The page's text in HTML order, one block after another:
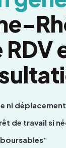
ni
de travail si
*